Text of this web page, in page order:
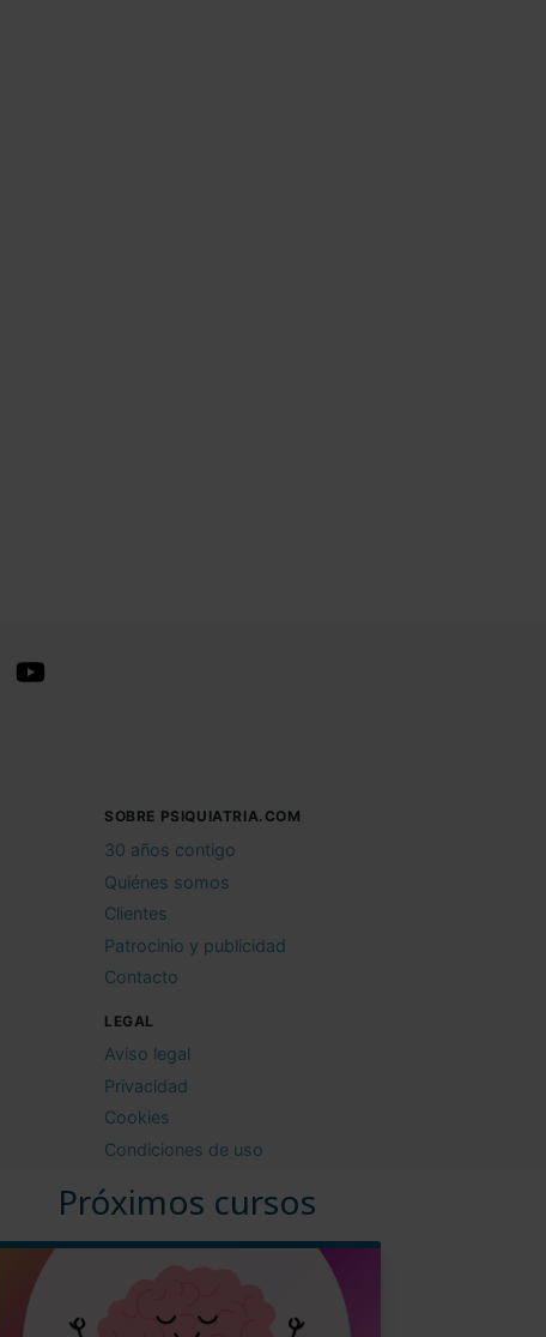
Próximos cursos
SOBRE PSIQUIATRIA.COM
30 años contigo
Quiénes somos
Clientes
Patrocinio y publicidad
Contacto
LEGAL
Aviso legal
Privacidad
Cookies
Condiciones de uso